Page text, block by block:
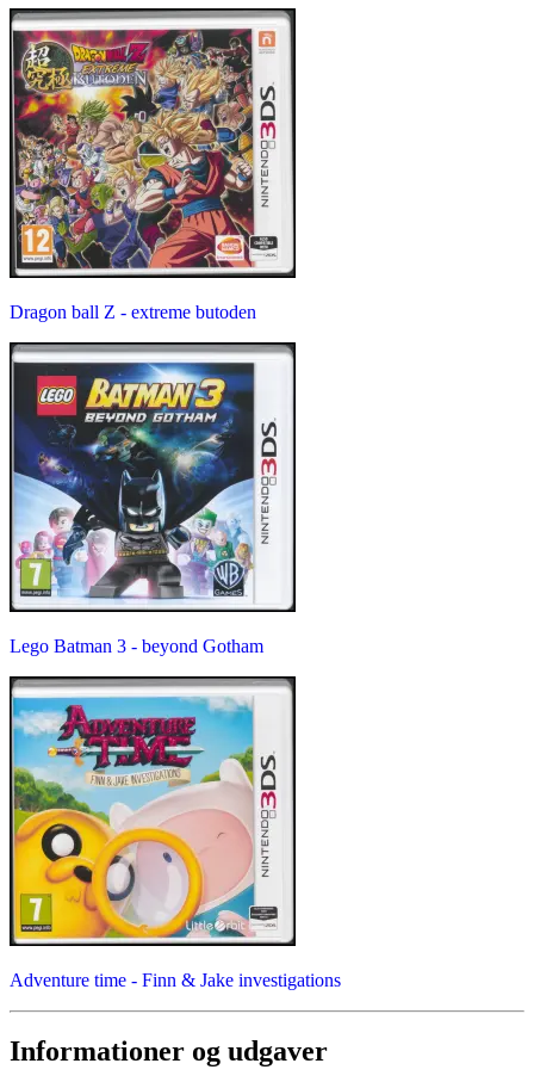
Dragon ball Z - extreme butoden
Lego Batman 3 - beyond Gotham
Adventure time - Finn & Jake investigations
Informationer og udgaver